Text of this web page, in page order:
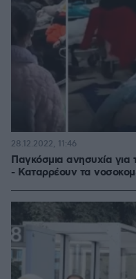
Παγκόσμια ανησυχία
- Καταρρέουν τα
28.12.2022, 11:46